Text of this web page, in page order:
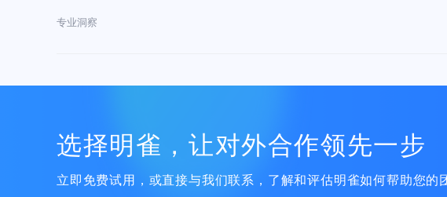
专业洞察
选择明雀，让对外合作领先一步
立即免费试用，或直接与我们联系，了解和评估明雀如何帮助您的